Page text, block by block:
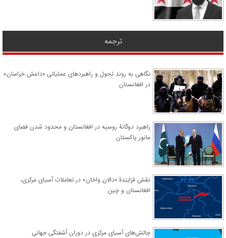
ترجمه
نگاهی به روند تحول و راهبردهای عملیاتی «داعش خراسان»
در افغانستان
راهبرد دوگانۀ روسیه در افغانستان و محدود شدن فضای
مانور پاکستان
نقش فزایندۀ «دالان واخان» در تعاملات آسیای مرکزی،
افغانستان و چین
چالش‌های آسیای مرکزی در دوران آشفتگی جهانی